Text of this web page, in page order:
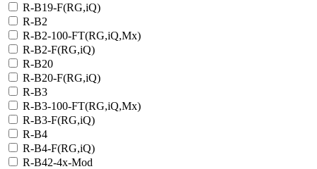
R-B19-F(RG,iQ)
R-B2
R-B2-100-FT(RG,iQ,Mx)
R-B2-F(RG,iQ)
R-B20
R-B20-F(RG,iQ)
R-B3
R-B3-100-FT(RG,iQ,Mx)
R-B3-F(RG,iQ)
R-B4
R-B4-F(RG,iQ)
R-B42-4x-Mod